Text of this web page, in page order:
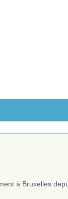
à Bruxelles